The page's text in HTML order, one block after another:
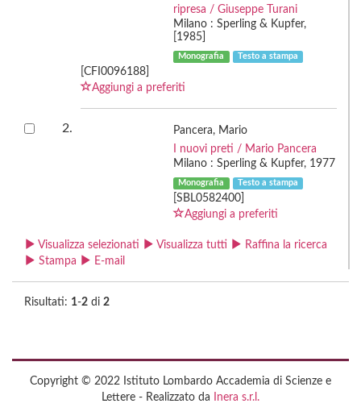
ripresa / Giuseppe Turani
Milano : Sperling & Kupfer,
[1985]
Monografia Testo a stampa
[CFI0096188]
Aggiungi a preferiti
2.
Pancera, Mario
I nuovi preti / Mario Pancera
Milano : Sperling & Kupfer, 1977
Monografia Testo a stampa
[SBL0582400]
Aggiungi a preferiti
Visualizza selezionati Visualizza tutti
Raffina la ricerca
Stampa
E-mail
Risultati: 1-2 di 2
Copyright © 2022 Istituto Lombardo Accademia di Scienze e
Lettere - Realizzato da
Inera s.r.l.